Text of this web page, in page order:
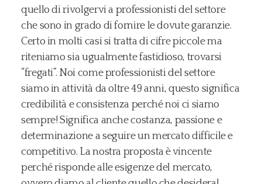
quello di rivolgervi a professionisti del settore
che sono in grado di fornire le dovute garanzie.
Certo in molti casi si tratta di cifre piccole ma
riteniamo sia ugualmente fastidioso, trovarsi
“fregati”. Noi come professionisti del settore
siamo in attività da oltre 49 anni, questo significa
credibilità e consistenza perché noi ci siamo
sempre! Significa anche costanza, passione e
determinazione a seguire un mercato difficile e
competitivo. La nostra proposta è vincente
perché risponde alle esigenze del mercato,